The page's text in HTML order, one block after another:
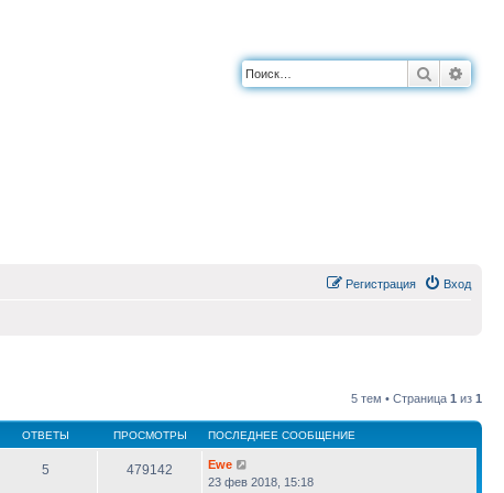
Поиск
Вход
Регистрация
5 тем • Страница 1 из 1
ОТВЕТЫ ПРОСМОТРЫ ПОСЛЕДНЕЕ СООБЩЕНИЕ
5 479142
Ewe
23 фев 2018, 15:18